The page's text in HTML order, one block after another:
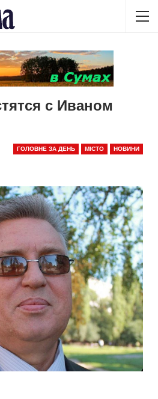
с Иваном
ГОЛОВНЕ ЗА ДЕНЬ МІСТО НОВИНИ